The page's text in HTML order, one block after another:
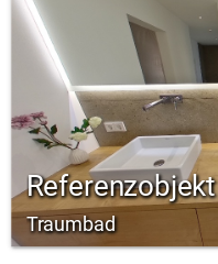
Referenzobjekt
Traumbad